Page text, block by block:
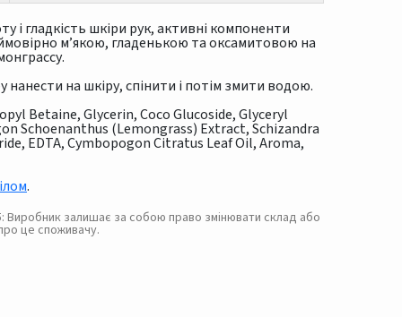
і гладкість шкіри рук, активні компоненти
м’якою, гладенькою та оксамитовою на
нанести на шкіру, спінити і потім змити водою.
Betaine, Glycerin, Coco Glucoside, Glyceryl
Schoenanthus (Lemongrass) Extract, Schizandra
EDTA, Cymbopogon Citratus Leaf Oil, Aroma,
.
Виробник залишає за собою право змінювати склад або
це споживачу.